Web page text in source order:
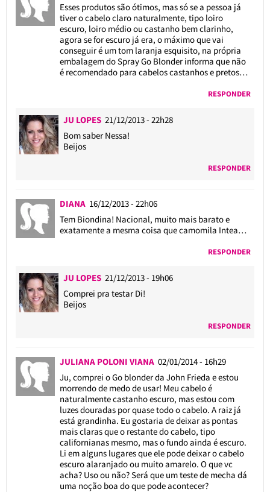
Esses produtos são ótimos, mas só se a pessoa já
tiver o cabelo claro naturalmente, tipo loiro
escuro, loiro médio ou castanho bem clarinho,
agora se for escuro já era, o máximo que vai
conseguir é um tom laranja esquisito, na própria
embalagem do Spray Go Blonder informa que não
é recomendado para cabelos castanhos e pretos…
RESPONDER
JU LOPES 21/12/2013 - 22h28
Bom saber Nessa!
Beijos
RESPONDER
DIANA 16/12/2013 - 22h06
Tem Biondina! Nacional, muito mais barato e
exatamente a mesma coisa que camomila Intea…
RESPONDER
JU LOPES 21/12/2013 - 19h06
Comprei pra testar Di!
Beijos
RESPONDER
JULIANA POLONI VIANA 02/01/2014 - 16h29
Ju, comprei o Go blonder da John Frieda e estou
morrendo de medo de usar! Meu cabelo é
naturalmente castanho escuro, mas estou com
luzes douradas por quase todo o cabelo. A raiz já
está grandinha. Eu gostaria de deixar as pontas
mais claras que o restante do cabelo, tipo
californianas mesmo, mas o fundo ainda é escuro.
Li em alguns lugares que ele pode deixar o cabelo
escuro alaranjado ou muito amarelo. O que vc
acha? Uso ou não? Será que um teste de mecha dá
uma noção boa do que pode acontecer?